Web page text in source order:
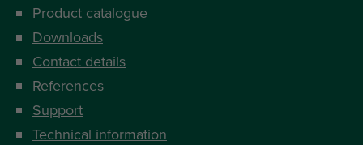
Product catalogue
Downloads
Contact details
References
Support
Technical information